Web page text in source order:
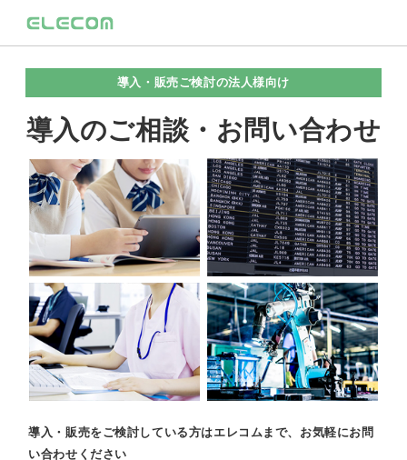
導入・販売ご検討の法人様向け
導入のご相談・お問い合わせ
導入・販売をご検討している方はエレコムまで、お気軽にお問
い合わせください